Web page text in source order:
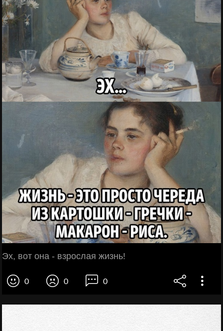
Эх, вот она - взрослая жизнь!
0 0 0